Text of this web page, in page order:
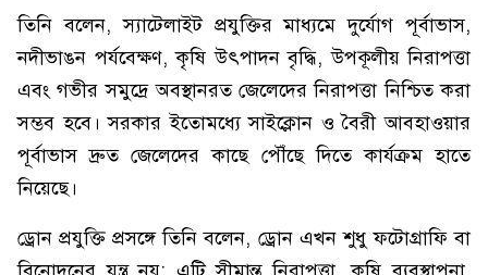
তিনি বলেন, স্যাটেলাইট প্রযুক্তির মাধ্যমে দুর্যোগ পূর্বাভাস,
নদীভাঙন পর্যবেক্ষণ, কৃষি উৎপাদন বৃদ্ধি, উপকূলীয় নিরাপত্তা
এবং গভীর সমুদ্রে অবস্থানরত জেলেদের নিরাপত্তা নিশ্চিত করা
সম্ভব হবে। সরকার ইতোমধ্যে সাইক্লোন ও বৈরী আবহাওয়ার
পূর্বাভাস দ্রুত জেলেদের কাছে পৌঁছে দিতে কার্যক্রম হাতে
নিয়েছে।
ড্রোন প্রযুক্তি প্রসঙ্গে তিনি বলেন, ড্রোন এখন শুধু ফটোগ্রাফি বা